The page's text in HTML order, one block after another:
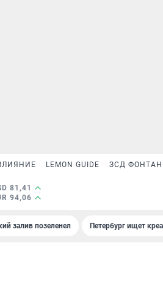
LEMON GUIDE ЗСД
81,41
94,06
залив позеленел Петербург ищет